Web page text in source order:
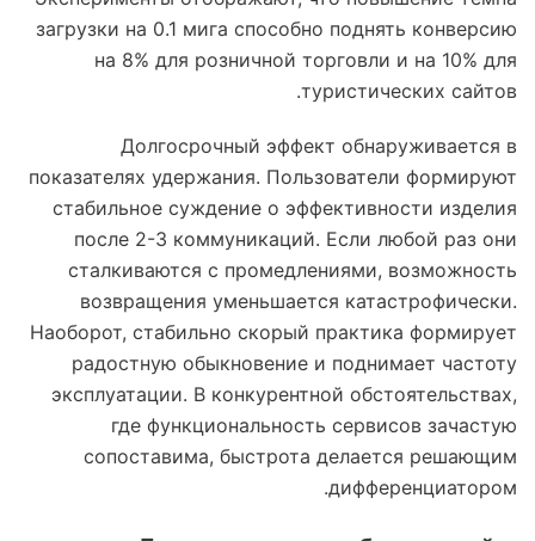
загрузки на 0.1 мига способно поднять конверсию
на 8% для розничной торговли и на 10% для
туристических сайтов.
Долгосрочный эффект обнаруживается в
показателях удержания. Пользователи формируют
стабильное суждение о эффективности изделия
после 2-3 коммуникаций. Если любой раз они
сталкиваются с промедлениями, возможность
возвращения уменьшается катастрофически.
Наоборот, стабильно скорый практика формирует
радостную обыкновение и поднимает частоту
эксплуатации. В конкурентной обстоятельствах,
где функциональность сервисов зачастую
сопоставима, быстрота делается решающим
дифференциатором.